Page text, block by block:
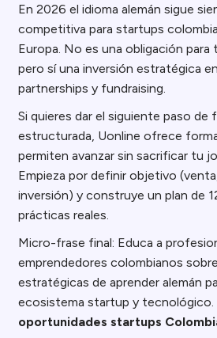
En 2026 el idioma alemán sigue
competitiva para startups
Europa. No es una obligación
pero sí una inversión estratégica
partnerships y fundraising.
Si quieres dar el siguiente paso de
estructurada, Uonline ofrece
permiten avanzar sin sacrificar tu
Empieza por definir objetivo
inversión) y construye un plan de
prácticas reales.
Micro-frase final: Educa a
emprendedores colombianos
estratégicas de aprender alemán
ecosistema startup y tecnológico.
oportunidades startups